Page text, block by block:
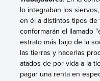
lo integraban los
en él a distintos tipos
conformarán el llamado
estrato más bajo de la
las tierras y hacerlas
atados de por vida a la
pagar una renta en